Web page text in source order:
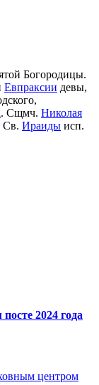
Богородицы.
Евпраксии девы,
. Сщмч. Николая
Св. Ираиды исп.
2024 года